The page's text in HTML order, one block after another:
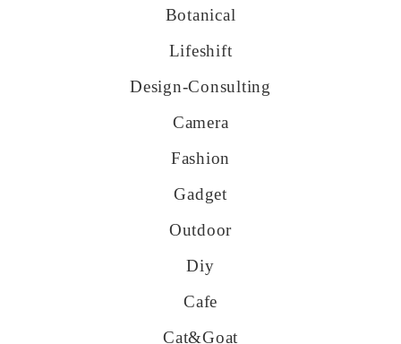
Botanical
Lifeshift
Design-Consulting
Camera
Fashion
Gadget
Outdoor
Diy
Cafe
Cat&goat